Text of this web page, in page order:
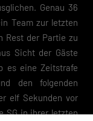
Genau 36
Team zur letzten
Rest der Partie zu
Sicht der Gäste
es eine Zeitstrafe
den folgenden
elf Sekunden vor
SG in ihrer letzten